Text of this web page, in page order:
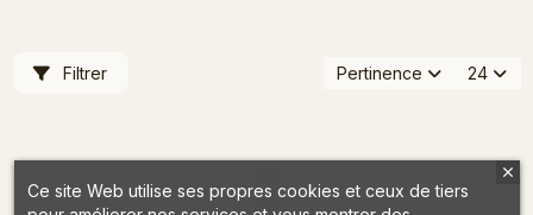
Filtrer Pertinence 24
Ce site Web utilise ses propres cookies et ceux de tiers